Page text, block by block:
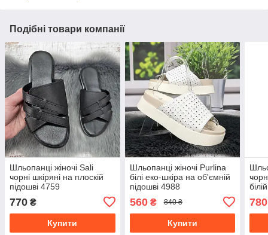
Подібні товари компанії
Шльопанці жіночі Sali
чорні шкіряні на плоскій
підошві 4759
770 ₴
Купити
Шльопанці жіночі Purlina
білі еко-шкіра на об'ємній
підошві 4988
560₴ 840 ₴
Купити
780